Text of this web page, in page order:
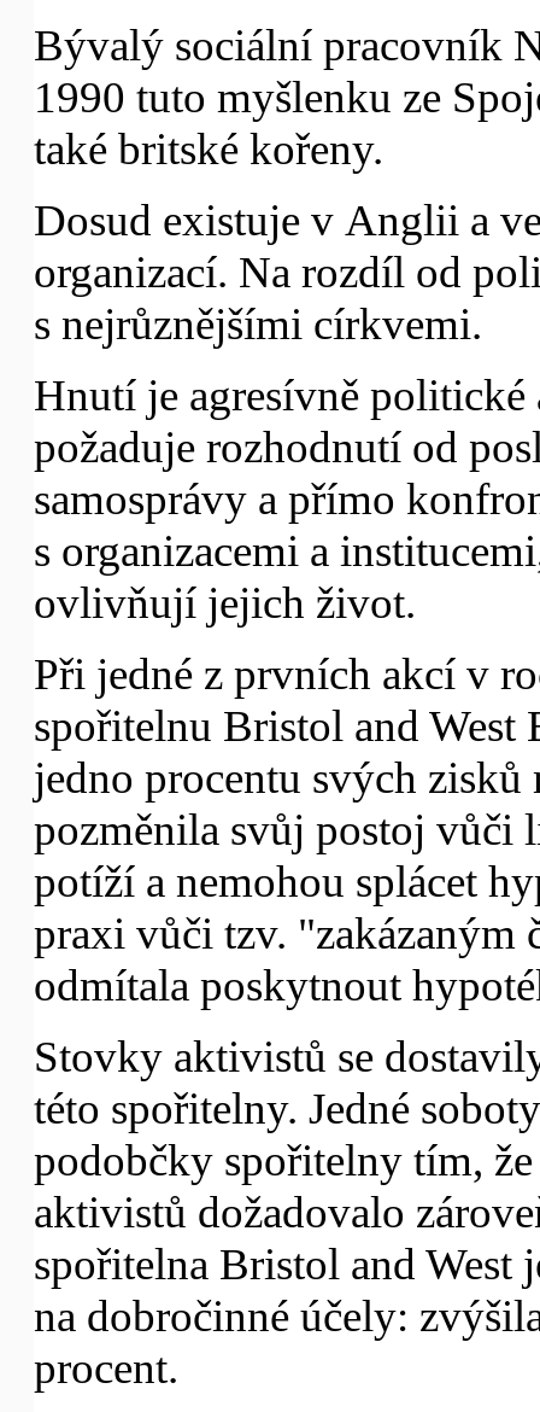
Bývalý sociální pracovník
1990 tuto myšlenku ze
také britské kořeny.
Dosud existuje v Anglii a
organizací. Na rozdíl od
s nejrůznějšími církvemi.
Hnutí je agresívně politické
požaduje rozhodnutí od
samosprávy a přímo
s organizacemi a
ovlivňují jejich život.
Při jedné z prvních akcí v
spořitelnu Bristol and
jedno procentu svých
pozměnila svůj postoj vůči
potíží a nemohou splácet
praxi vůči tzv.
odmítala poskytnout
Stovky aktivistů se
této spořitelny. Jedné
podobčky spořitelny tím,
aktivistů dožadovalo
spořitelna Bristol and West
na dobročinné účely:
procent.